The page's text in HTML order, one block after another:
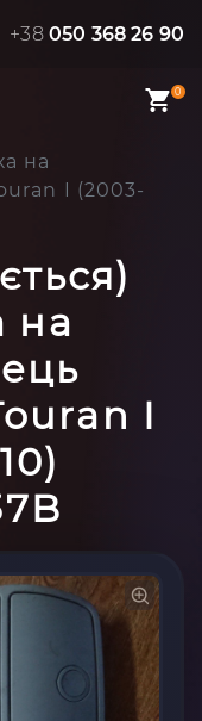
+38 050 368 26 90
0
на
I (2003-
на
I